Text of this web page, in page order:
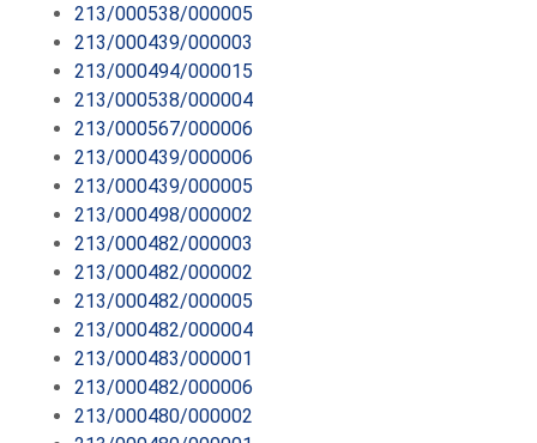
213/000538/000005
213/000439/000003
213/000494/000015
213/000538/000004
213/000567/000006
213/000439/000006
213/000439/000005
213/000498/000002
213/000482/000003
213/000482/000002
213/000482/000005
213/000482/000004
213/000483/000001
213/000482/000006
213/000480/000002